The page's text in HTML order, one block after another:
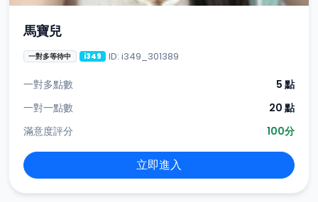
馬寶兒
一對多等待中 i349 ID: i349_301389
一對多點數
5 點
一對一點數
20 點
滿意度評分
100分
立即進入